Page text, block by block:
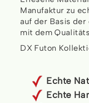
Manufaktur zu
auf der Basis
mit dem
DX Futon
Echte
Echte